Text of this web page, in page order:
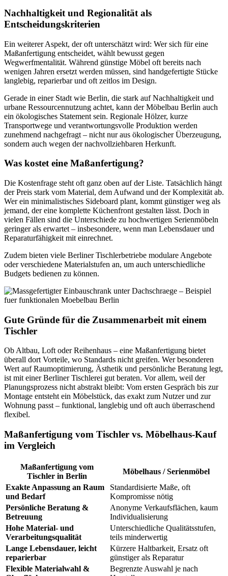
Nachhaltigkeit und Regionalität als
Entscheidungskriterien
Ein weiterer Aspekt, der oft unterschätzt wird: Wer sich für eine
Maßanfertigung entscheidet, wählt bewusst gegen
Wegwerfmentalität. Während günstige Möbel oft bereits nach
wenigen Jahren ersetzt werden müssen, sind handgefertigte Stücke
langlebig, reparierbar und oft zeitlos im Design.
Gerade in einer Stadt wie Berlin, die stark auf Nachhaltigkeit und
urbane Ressourcennutzung achtet, kann der Möbelbau Berlin auch
ein ökologisches Statement sein. Regionale Hölzer, kurze
Transportwege und verantwortungsvolle Produktion werden
zunehmend nachgefragt – nicht nur aus ökologischer Überzeugung,
sondern auch wegen der nachvollziehbaren Herkunft.
Was kostet eine Maßanfertigung?
Die Kostenfrage steht oft ganz oben auf der Liste. Tatsächlich hängt
der Preis stark vom Material, dem Aufwand und der Komplexität ab.
Wer ein minimalistisches Sideboard plant, kommt günstiger weg als
jemand, der eine komplette Küchenfront gestalten lässt. Doch in
vielen Fällen sind die Unterschiede zu hochwertigen Serienmöbeln
geringer als erwartet – insbesondere, wenn man Lebensdauer und
Reparaturfähigkeit mit einrechnet.
Zudem bieten viele Berliner Tischlerbetriebe modulare Angebote
oder verschiedene Materialstufen an, um auch unterschiedliche
Budgets bedienen zu können.
Gute Gründe für die Zusammenarbeit mit einem
Tischler
Ob Altbau, Loft oder Reihenhaus – eine Maßanfertigung bietet
überall dort Vorteile, wo Standards nicht greifen. Wer besonderen
Wert auf Raumoptimierung, Ästhetik und persönliche Beratung legt,
ist mit einer Berliner Tischlerei gut beraten. Vor allem, weil der
Planungsprozess nicht abstrakt bleibt: Vom ersten Gespräch bis zur
Montage entsteht ein Möbelstück, das exakt zum Nutzer und zur
Wohnung passt – funktional, langlebig und oft auch überraschend
flexibel.
Maßanfertigung vom Tischler vs. Möbelhaus-Kauf
im Vergleich
Maßanfertigung vom
Tischler in Berlin
Möbelhaus / Serienmöbel
Exakte Anpassung an Raum
und Bedarf
Standardisierte Maße, oft
Kompromisse nötig
Persönliche Beratung &
Betreuung
Anonyme Verkaufsflächen, kaum
Individualisierung
Hohe Material- und
Verarbeitungsqualität
Unterschiedliche Qualitätsstufen,
teils minderwertig
Lange Lebensdauer, leicht
reparierbar
Kürzere Haltbarkeit, Ersatz oft
günstiger als Reparatur
Flexible Materialwahl &
Begrenzte Auswahl je nach